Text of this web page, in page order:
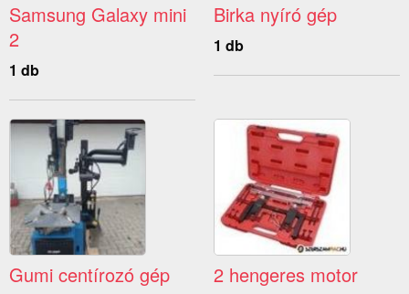
Samsung Galaxy mini
2
1 db
Birka nyíró gép
1 db
Gumi centírozó gép 2 hengeres motor